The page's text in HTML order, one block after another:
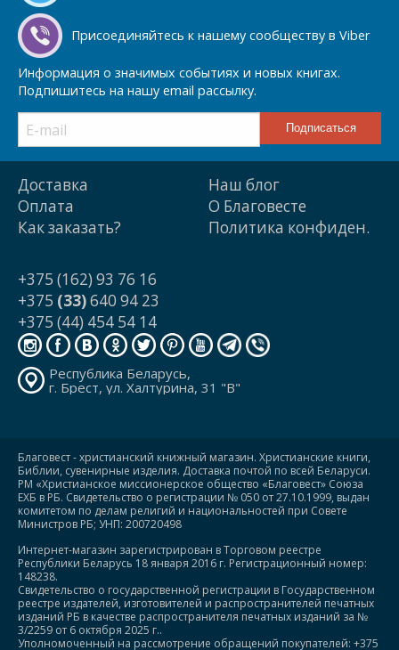
Присоединяйтесь к нашему сообществу в Viber
Информация о значимых событиях и новых книгах.
Подпишитесь на нашу email рассылку.
Доставка
Оплата
Как заказать?
Наш блог
О Благовесте
Политика конфиден.
+375 (162) 93 76 16
+375 (33)640 94 23
+375 (44) 454 54 14
Республика Беларусь,
г. Брест, ул. Халтурина, 31 "В"
Благовест - христианский книжный магазин. Христианские книги,
Библии, сувенирные изделия. Доставка почтой по всей Беларуси.
РМ «Христианское миссионерское общество «Благовест» Союза
ЕХБ в РБ. Свидетельство о регистрации № 050 от 27.10.1999, выдан
комитетом по делам религий и национальностей при Совете
Министров РБ; УНП: 200720498
Интернет-магазин зарегистрирован в Торговом реестре
Республики Беларусь 18 января 2016 г. Регистрационный номер:
148238.
Свидетельство о государственной регистрации в Государственном
реестре издателей, изготовителей и распространителей печатных
изданий РБ в качестве распространителя печатных изданий за №
3/2259 от 6 октября 2025 г..
Уполномоченный на рассмотрение обращений покупателей: +375